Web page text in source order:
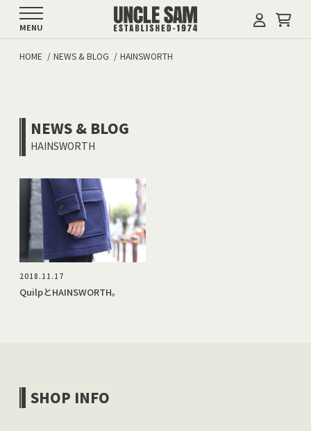
MENU
HOME NEWS & BLOG HAINSWORTH
NEWS & BLOG
HAINSWORTH
2018.11.17
QuilpとHAINSWORTH。
SHOP INFO